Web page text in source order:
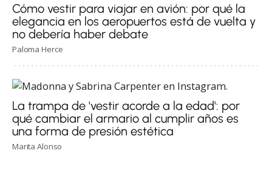
Cómo vestir para viajar en avión: por qué la
elegancia en los aeropuertos está de vuelta y
no debería haber debate
Paloma Herce
La trampa de 'vestir acorde a la edad': por
qué cambiar el armario al cumplir años es
una forma de presión estética
Marita Alonso